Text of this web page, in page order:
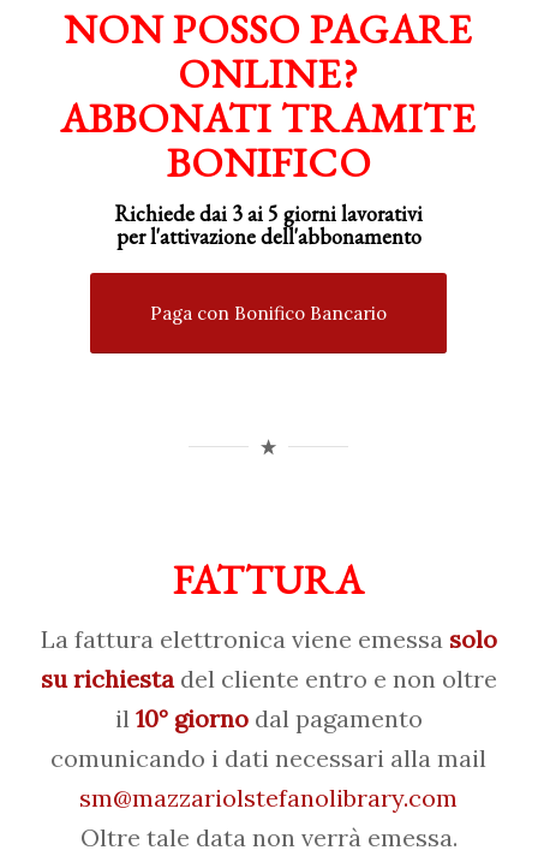
NON POSSO PAGARE
ONLINE?
ABBONATI TRAMITE
BONIFICO
Richiede dai 3 ai 5 giorni lavorativi
perl'attivazionedell'abbonamento
Paga con Bonifico Bancario
FATTURA
La fattura elettronica viene emessasolo
su richiestadel cliente entro e non oltre
il 10° giornodal pagamento
comunicando i dati necessari alla mail
sm@mazzariolstefanolibrary.com
Oltre tale data non verrà emessa.